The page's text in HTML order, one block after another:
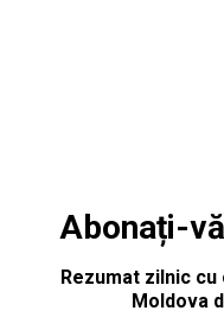
Abonați-
Rezumat zilnic
Moldova